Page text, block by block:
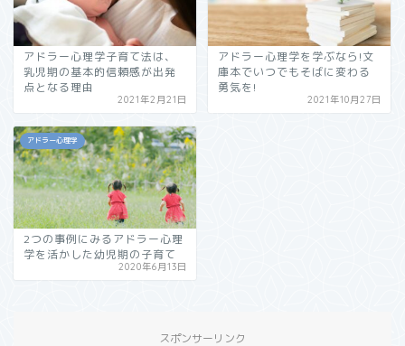
アドラー心理学子育て法は、
乳児期の基本的信頼感が出発
点となる理由
2021年2月21日
アドラー心理学を学ぶなら!文
庫本でいつでもそばに変わる
勇気を!
2021年10月27日
アドラー心理学
2つの事例にみるアドラー心理
学を活かした幼児期の子育て
2020年6月13日
スポンサーリンク